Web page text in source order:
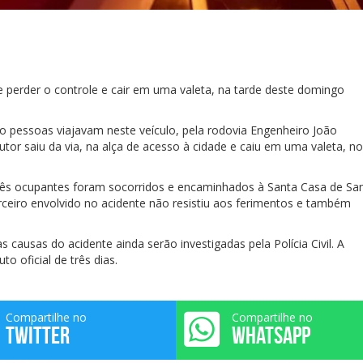
o controle e cair em uma valeta, na tarde deste domingo
viajavam neste veículo, pela rodovia Engenheiro João
saiu da via, na alça de acesso à cidade e caiu em uma valeta, no
ocupantes foram socorridos e encaminhados à Santa Casa de
envolvido no acidente não resistiu aos ferimentos e também
do acidente ainda serão investigadas pela Polícia Civil. A
oficial de três dias.
Compartilhe no
TWITTER
Compartilhe no
WHATSAPP